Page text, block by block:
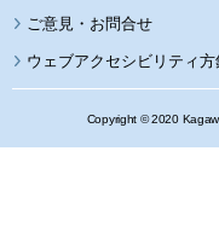
ウェブアクセシビリティ方
Copyright © 2020